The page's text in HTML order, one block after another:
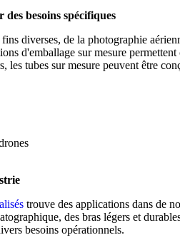
besoins spécifiques
diverses, de la photographie
d'emballage sur mesure
les tubes sur mesure peuvent être
trouve des applications dans de
des bras légers et
besoins opérationnels.